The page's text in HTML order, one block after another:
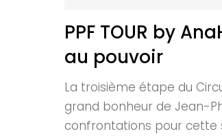
PPF TOUR by
au pouvoir
La troisième étape du
grand bonheur de Jean-
confrontations pour cette